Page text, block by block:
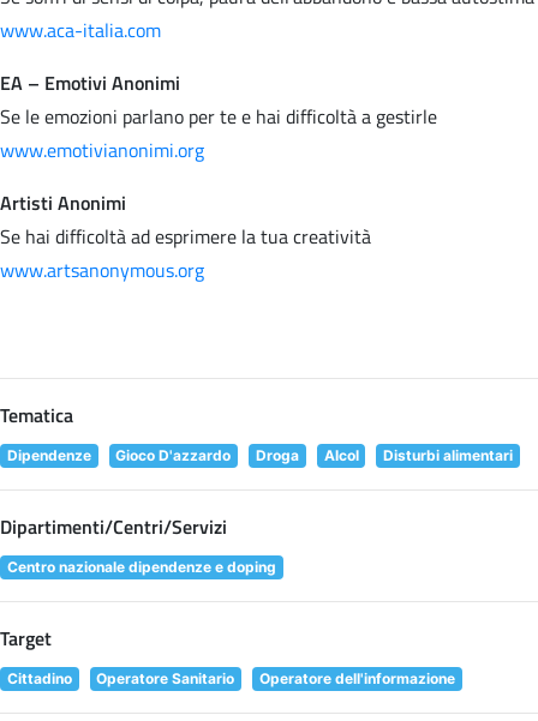
www.aca-italia.com
EA – Emotivi Anonimi
Se le emozioni parlano per te e hai difficoltà a gestirle
www.emotivianonimi.org
Artisti Anonimi
Se hai difficoltà ad esprimere la tua creatività
www.artsanonymous.org
Tematica
Dipendenze Gioco D'azzardo Droga Alcol Disturbi alimentari
Dipartimenti/Centri/Servizi
Centro nazionale dipendenze e doping
Target
Cittadino Operatore Sanitario Operatore dell'informazione